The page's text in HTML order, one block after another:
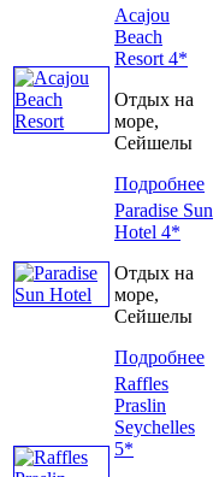
Acajou
Beach
Resort 4*
Отдых на
море,
Сейшелы
Подробнее
Paradise Sun
Hotel 4*
Отдых на
море,
Сейшелы
Подробнее
Raffles
Praslin
Seychelles
5*